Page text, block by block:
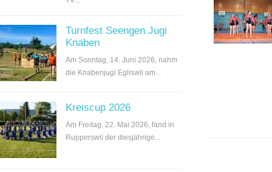
Turnfest Seengen Jugi
Knaben
Am Sonntag, 14. Juni 2026, nahm
die Knabenjugi Egliswil am...
Kreiscup 2026
Am Freitag, 22. Mai 2026, fand in
Rupperswil der diesjährige...